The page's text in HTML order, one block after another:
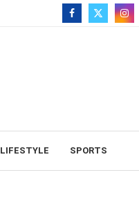
LIFESTYLE SPORTS